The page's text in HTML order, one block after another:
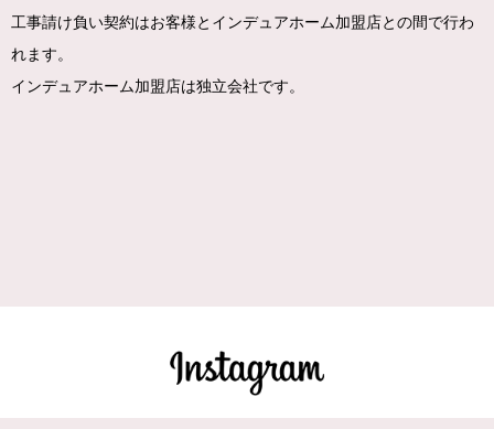
工事請け負い契約はお客様とインデュアホーム加盟店との間で行わ
れます。
インデュアホーム加盟店は独立会社です。